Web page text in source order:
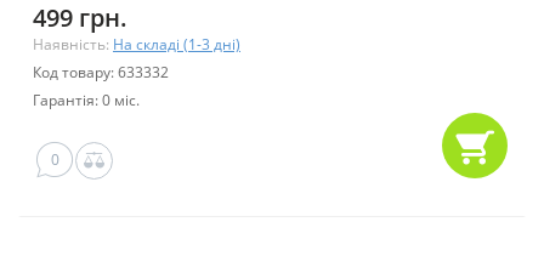
499 грн.
Наявність: На складі (1-3 дні)
Код товару: 633332
Гарантія: 0 міс.
0